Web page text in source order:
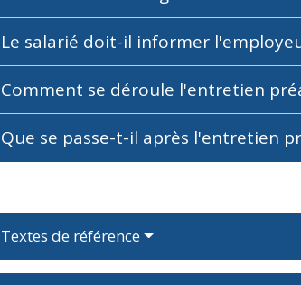
Le salarié doit-il informer
Comment se déroule l'entretien
Que se passe-t-il après l'entretien
Textes de référence